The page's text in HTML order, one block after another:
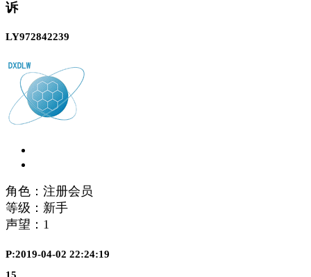
诉
LY972842239
角色：注册会员
等级：新手
声望： 1
P:2019-04-02 22:24:19